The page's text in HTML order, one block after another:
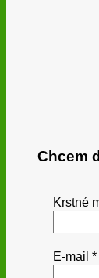
Chcem
Krstné
E-mail *